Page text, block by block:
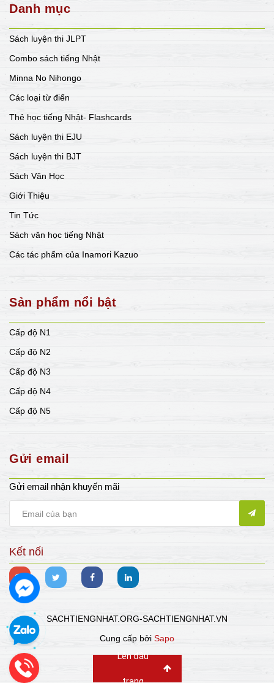
Danh mục
Sách luyện thi JLPT
Combo sách tiếng Nhật
Minna No Nihongo
Các loại từ điển
Thẻ học tiếng Nhật- Flashcards
Sách luyện thi EJU
Sách luyện thi BJT
Sách Văn Học
Giới Thiệu
Tin Tức
Sách văn học tiếng Nhật
Các tác phẩm của Inamori Kazuo
Sản phẩm nổi bật
Cấp độ N1
Cấp độ N2
Cấp độ N3
Cấp độ N4
Cấp độ N5
Gửi email
Gửi email nhận khuyến mãi
Kết nối
SACHTIENGNHAT.ORG-SACHTIENGNHAT.VN
Cung cấp bởi Sapo
Lên đầu
trang